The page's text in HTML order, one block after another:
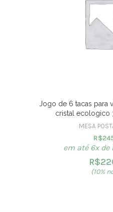
Jogo de 6 tacas para
cristal ecologico
MESA
R$
em até 6x de
R$
(10%